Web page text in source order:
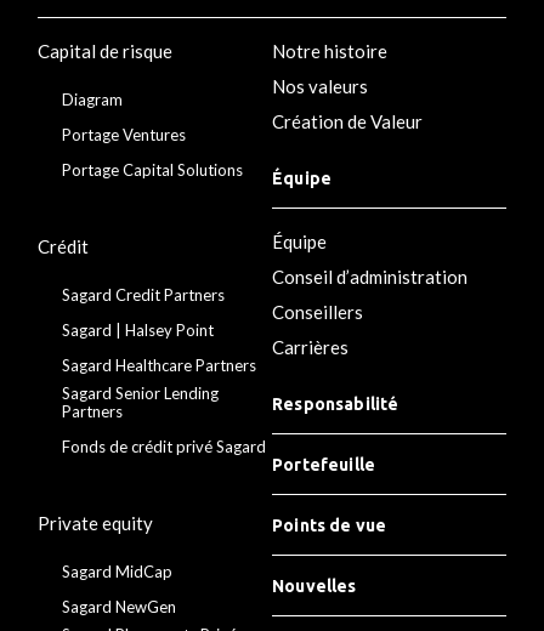
Capital de risque
Diagram
Portage Ventures
Portage Capital Solutions
Crédit
Sagard Credit Partners
Sagard | Halsey Point
Sagard Healthcare Partners
Sagard Senior Lending
Partners
Fonds de crédit privé Sagard
Private equity
Sagard MidCap
Sagard NewGen
Notre histoire
Nos valeurs
Création de Valeur
Équipe
Équipe
Conseil d’administration
Conseillers
Carrières
Responsabilité
Portefeuille
Points de vue
Nouvelles